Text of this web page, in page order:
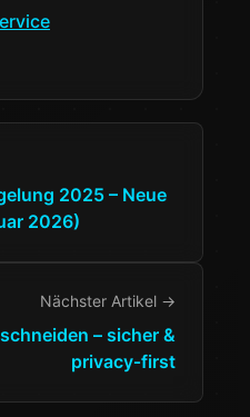
2025 – Neue
2026)
Nächster Artikel →
– sicher &
privacy‑first